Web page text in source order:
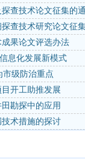
查技术论文征集的
查技术研究论文征
果论文评选办法
息化发展新模式
级防治重点
开工助推发展
勘探中的应用
术措施的探讨